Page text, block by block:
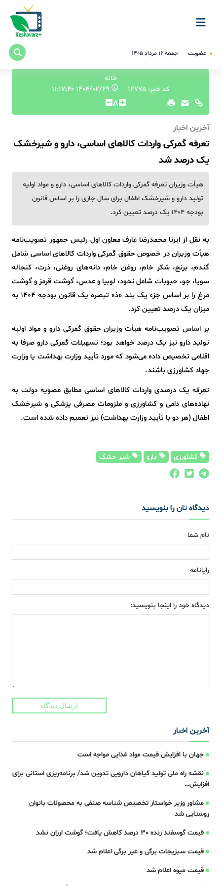
عضویت جمعه ۱۶ مرداد ۱۴۰۵
خانه
کد خبر: 12775
A
آخرین اخبار
تعرفه گمرکی واردات کالاهای اساسی، دارو و شیرخشک
یک درصد شد
هیأت وزیران تعرفه گمرکی واردات کالاهای اساسی، دارو و مواد اولیه
تولید دارو و شیرخشک اطفال برای سال جاری را بر اساس قانون
بودجه ۱۴۰۴ یک درصد تعیین کرد.
به نقل از ایرنا محمدرضا عارف معاون اول رئیس جمهور تصویب‌نامه
هیأت وزیران در خصوص حقوق گمرکی واردات کالاهای اساسی شامل
گندم، برنج، شکر خام، روغن خام، دانه‌های روغنی، ذرت، کنجاله
سویا، جو، حبوبات شامل نخود، لوبیا و عدس، گوشت قرمز و گوشت
مرغ را بر اساس جزء یک بند «ذ» تبصره یک قانون بودجه ۱۴۰۴ به
میزان یک درصد تعیین کرد.
بر اساس تصویب‌نامه هیأت وزیران حقوق گمرکی دارو و مواد اولیه
تولید دارو نیز یک درصد خواهد بود؛ تسهیلات گمرکی دارو صرفا به
اقلامی تخصیص داده می‌شود که مورد تأیید وزارت بهداشت یا وزارت
جهاد کشاورزی باشند.
تعرفه یک درصدی واردات کالاهای اساسی مطابق مصویه دولت به
نهاده‌های دامی و کشاورزی و ملزومات مصرفی پزشکی و شیرخشک
اطفال (هر دو با تأیید وزارت بهداشت) نیز تعمیم داده شده است.
کشاورزی دارو شیر خشک
دیدگاه تان را بنویسید
نام شما
رایانامه
دیدگاه خود را اینجا بنویسید:
ارسال دیدگاه
آخرین اخبار
جهان با افزایش قیمت مواد غذایی مواجه است
نقشه راه ملی تولید گیاهان دارویی تدوین شد/ برنامه‌ریزی استانی برای
افزایش…
مشاور وزیر خواستار تخصیص شناسه صنفی به محصولات بانوان
روستایی شد
قیمت گوسفند زنده 30 درصد کاهش یافت؛ گوشت ارزان نشد
قیمت سبزیجات برگی و غیر برگی اعلام شد
قیمت میوه اعلام شد